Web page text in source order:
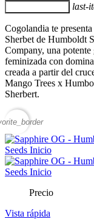
last-
Cogolandia te
Sherbet de Humboldt
Company, una potente
feminizada con
creada a partir del
Mango Trees x
Sherbert.
Precio
Vista rápida